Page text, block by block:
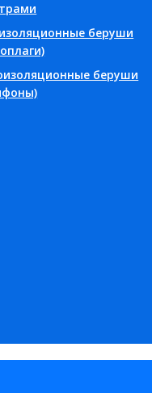
беруши
беруши